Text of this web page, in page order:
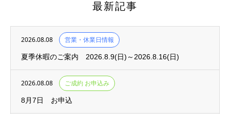
最新記事
2026.08.08 営業・休業日情報
夏季休暇のご案内 2026.8.9(日)～2026.8.16(日)
2026.08.08 ご成約 お申込み
8月7日 お申込